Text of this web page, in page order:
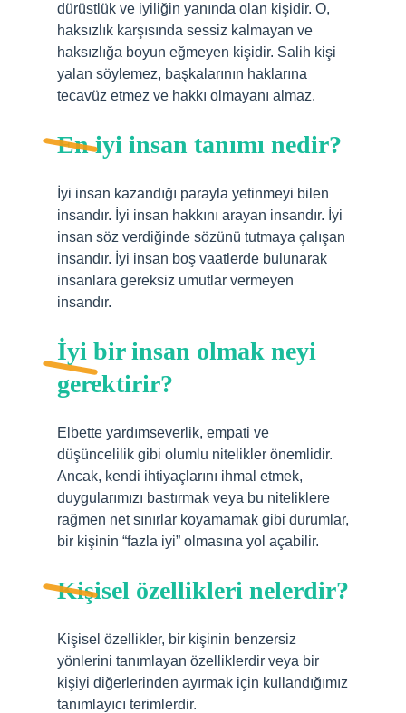
dürüstlük ve iyiliğin yanında olan kişidir. O,
haksızlık karşısında sessiz kalmayan ve
haksızlığa boyun eğmeyen kişidir. Salih kişi
yalan söylemez, başkalarının haklarına
tecavüz etmez ve hakkı olmayanı almaz.
En iyi insan tanımı nedir?
İyi insan kazandığı parayla yetinmeyi bilen
insandır. İyi insan hakkını arayan insandır. İyi
insan söz verdiğinde sözünü tutmaya çalışan
insandır. İyi insan boş vaatlerde bulunarak
insanlara gereksiz umutlar vermeyen
insandır.
İyi bir insan olmak neyi
gerektirir?
Elbette yardımseverlik, empati ve
düşüncelilik gibi olumlu nitelikler önemlidir.
Ancak, kendi ihtiyaçlarını ihmal etmek,
duygularımızı bastırmak veya bu niteliklere
rağmen net sınırlar koyamamak gibi durumlar,
bir kişinin “fazla iyi” olmasına yol açabilir.
Kişisel özellikleri nelerdir?
Kişisel özellikler, bir kişinin benzersiz
yönlerini tanımlayan özelliklerdir veya bir
kişiyi diğerlerinden ayırmak için kullandığımız
tanımlayıcı terimlerdir.